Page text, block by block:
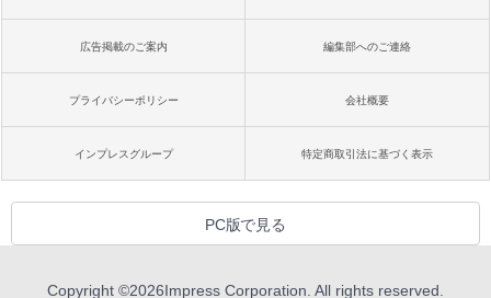
広告掲載のご案内 編集部へのご連絡
プライバシーポリシー 会社概要
インプレスグループ 特定商取引法に基づく表示
PC版で見る
Copyright ©2026Impress Corporation. All rights reserved.